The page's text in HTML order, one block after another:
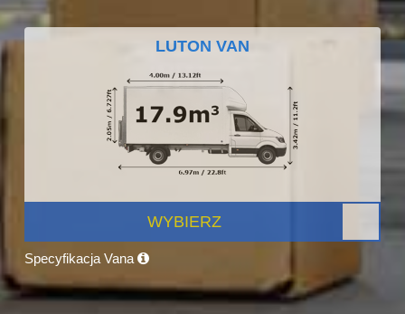
LUTON VAN
WYBIERZ
Specyfikacja Vana